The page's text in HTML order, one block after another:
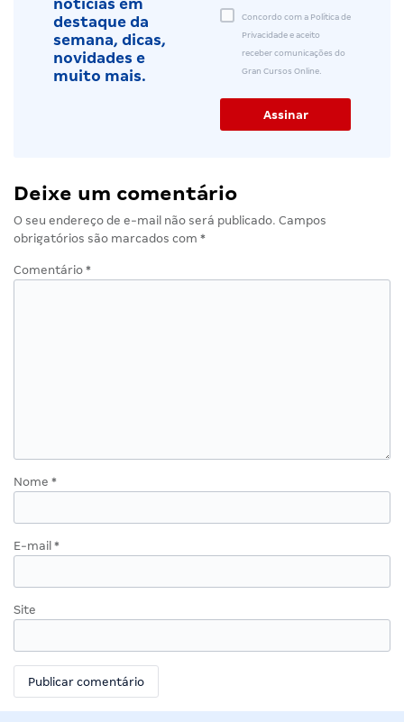
notícias em
destaque da
semana, dicas,
novidades e
muito mais.
Concordo com a Política de
Privacidade e aceito
receber comunicações do
Gran Cursos Online.
Deixe um comentário
O seu endereço de e-mail não será publicado. Campos
obrigatórios são marcados com *
Comentário *
Nome *
E-mail *
Site